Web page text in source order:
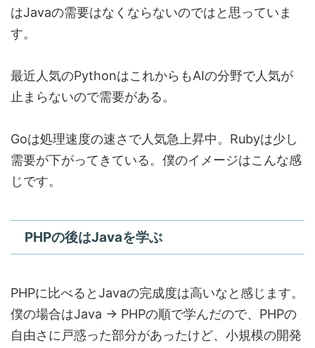
はJavaの需要はなくならないのではと思っていま
す。
最近人気のPythonはこれからもAIの分野で人気が
止まらないので需要がある。
Goは処理速度の速さで人気急上昇中。Rubyは少し
需要が下がってきている。僕のイメージはこんな感
じです。
PHPの後はJavaを学ぶ
PHPに比べるとJavaの完成度は高いなと感じます。
僕の場合はJava → PHPの順で学んだので、PHPの
自由さに戸惑った部分があったけど、小規模の開発